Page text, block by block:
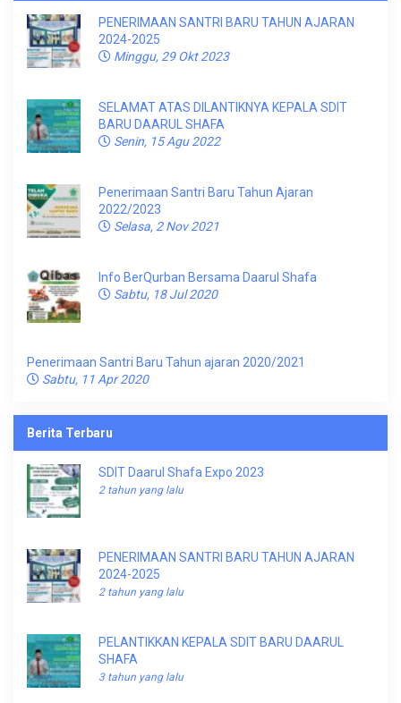
PENERIMAAN SANTRI BARU TAHUN AJARAN
2024-2025
Minggu, 29 Okt 2023
SELAMAT ATAS DILANTIKNYA KEPALA SDIT
BARU DAARUL SHAFA
Senin, 15 Agu 2022
Penerimaan Santri Baru Tahun Ajaran
2022/2023
Selasa, 2 Nov 2021
Info BerQurban Bersama Daarul Shafa
Sabtu, 18 Jul 2020
Penerimaan Santri Baru Tahun ajaran 2020/2021
Sabtu, 11 Apr 2020
Berita Terbaru
SDIT Daarul Shafa Expo 2023
2 tahun yang lalu
PENERIMAAN SANTRI BARU TAHUN AJARAN
2024-2025
2 tahun yang lalu
PELANTIKKAN KEPALA SDIT BARU DAARUL
SHAFA
3 tahun yang lalu